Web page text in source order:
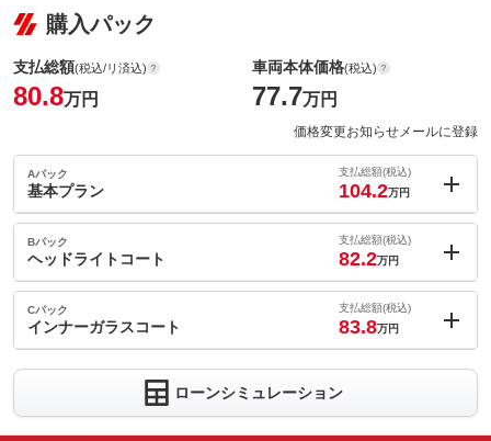
購入パック
支払総額(税込/リ済込)
80.8万円
車両本体価格(税込)
77.7万円
価格変更お知らせメールに登録
Aパック
基本プラン
支払総額(税込)
104.2万円
内：オプシ
ョン価格
(税込)
車両本体価
77.7万円
Bパック
ヘッドライトコート
支払総額(税込)
82.2万円
内：オプシ
ョン価格
(税込)
車両本体価
Cパック
インナーガラスコート
支払総額(税込)
83.8万円
3
車両本体価
格
ローンシミュレーション